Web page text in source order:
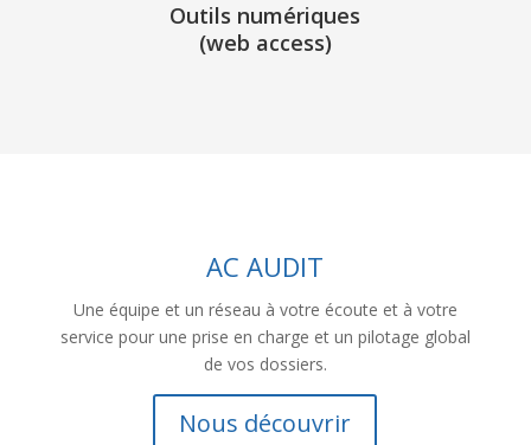
Outils numériques
(web access)
AC AUDIT
Une équipe et un réseau à votre écoute et à votre
service pour une prise en charge et un pilotage global
de vos dossiers.
Nous découvrir